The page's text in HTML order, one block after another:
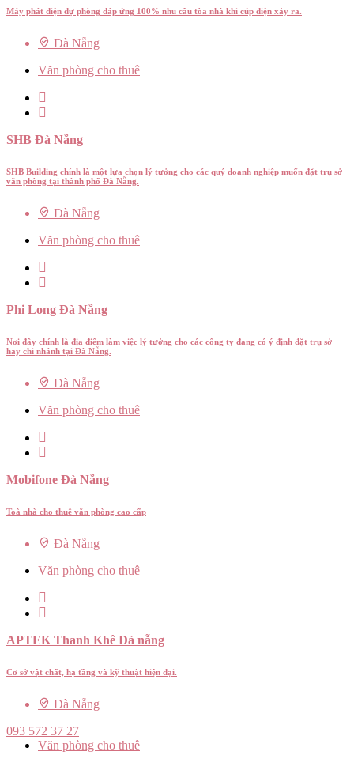
Máy phát điện dự phòng đáp ứng 100% nhu cầu tòa nhà khi cúp điện xảy ra.
Đà Nẵng
Văn phòng cho thuê
SHB Đà Nẵng
SHB Building chính là một lựa chọn lý tưởng cho các quý doanh nghiệp muốn đặt trụ sở
văn phòng tại thành phố Đà Nẵng.
Đà Nẵng
Văn phòng cho thuê
Phi Long Đà Nẵng
Nơi đây chính là địa điểm làm việc lý tưởng cho các công ty đang có ý định đặt trụ sở
hay chi nhánh tại Đà Nẵng.
Đà Nẵng
Văn phòng cho thuê
Mobifone Đà Nẵng
Toà nhà cho thuê văn phòng cao cấp
Đà Nẵng
Văn phòng cho thuê
APTEK Thanh Khê Đà nẵng
Cơ sở vật chất, hạ tầng và kỹ thuật hiện đại.
Đà Nẵng
093 572 37 27
Văn phòng cho thuê